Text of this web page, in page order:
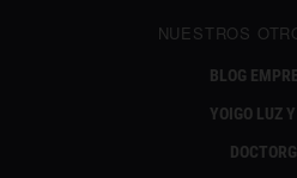
NUESTROS
BLOG
YOIGO LUZ